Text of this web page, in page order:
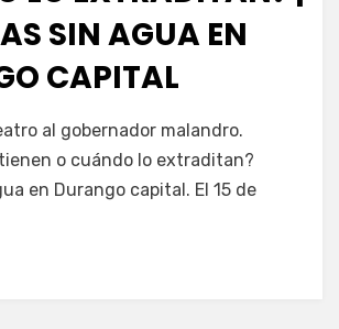
SIN AGUA EN
CAPITAL
Servín
al gobernador malandro.
o cuándo lo extraditan?
en Durango capital. El 15 de